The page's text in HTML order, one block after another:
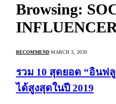
Browsing:
RECOMMEND MARCH 3, 2020
รวม 10 สุดยอด “อินฟ
ได้สูงสุดในปี 2019